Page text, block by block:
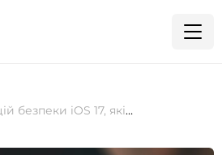
П’ять важливих функцій безпеки iOS 17, які з’являться на вашому iPhone цього року